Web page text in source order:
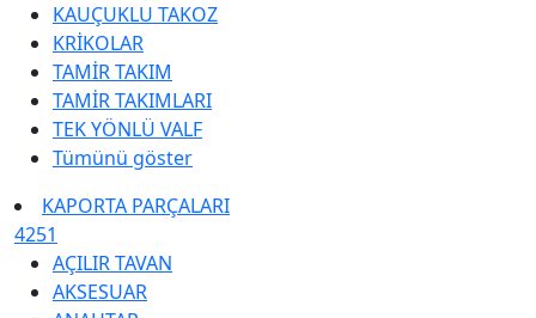
KAUÇUKLU TAKOZ
KRİKOLAR
TAMİR TAKIM
TAMİR TAKIMLARI
TEK YÖNLÜ VALF
Tümünü göster
KAPORTA PARÇALARI
4251
AÇILIR TAVAN
AKSESUAR